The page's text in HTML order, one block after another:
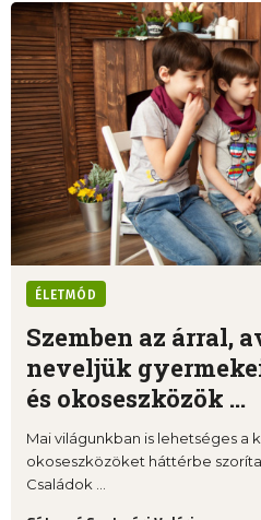
ÉLETMÓD
Szemben az árral,
neveljük
és okoseszközök ...
Mai világunkban is lehetséges a
okoseszközöket háttérbe
Családok ...